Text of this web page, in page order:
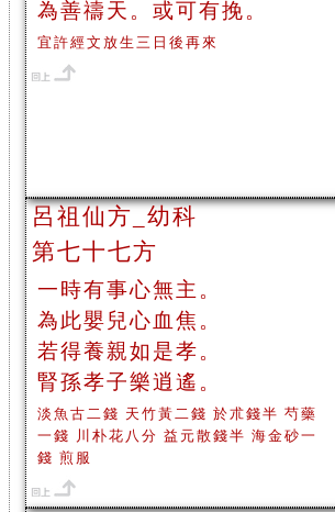
為善禱天。或可有挽。
宜許經文放生三日後再來
呂祖仙方_幼科
第七十七方
一時有事心無主。
為此嬰兒心血焦。
若得養親如是孝。
腎孫孝子樂逍遙。
淡魚古二錢 天竹黃二錢 於朮錢半 芍藥
一錢 川朴花八分 益元散錢半 海金砂一
錢 煎服